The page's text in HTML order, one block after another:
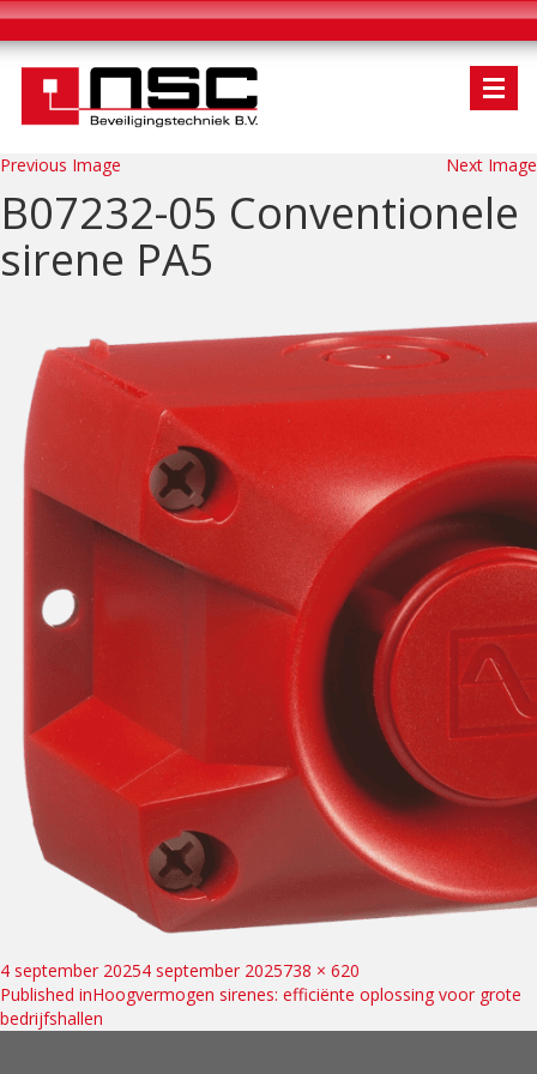
Previous Image Next Image
B07232-05 Conventionele
sirene PA5
Posted
on
4 september 20254 september 2025Full
size
738 × 620
Bericht
navigatie
Published inHoogvermogen sirenes: efficiënte oplossing voor grote
bedrijfshallen